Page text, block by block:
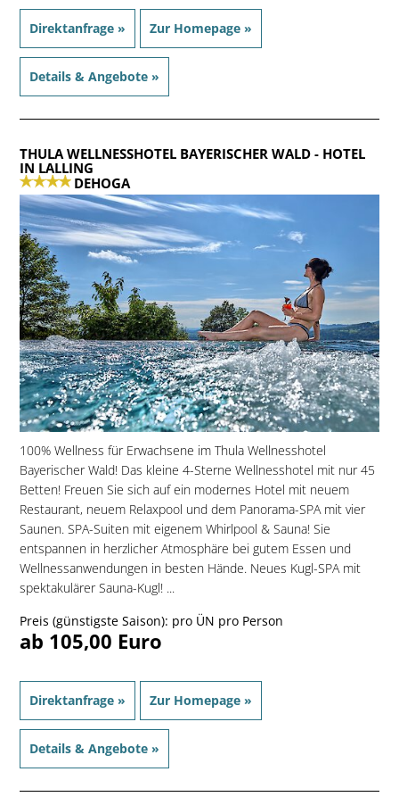
Direktanfrage » Zur Homepage »
Details & Angebote »
THULA WELLNESSHOTEL BAYERISCHER WALD- HOTEL
IN LALLING
DEHOGA
100% Wellness für Erwachsene im Thula Wellnesshotel
Bayerischer Wald! Das kleine 4-Sterne Wellnesshotel mit nur 45
Betten! Freuen Sie sich auf ein modernes Hotel mit neuem
Restaurant, neuem Relaxpool und dem Panorama-SPA mit vier
Saunen. SPA-Suiten mit eigenem Whirlpool & Sauna! Sie
entspannen in herzlicher Atmosphäre bei gutem Essen und
Wellnessanwendungen in besten Hände. Neues Kugl-SPA mit
spektakulärer Sauna-Kugl! ...
Preis (günstigste Saison): pro ÜN pro Person
ab 105,00 Euro
Direktanfrage » Zur Homepage »
Details & Angebote »